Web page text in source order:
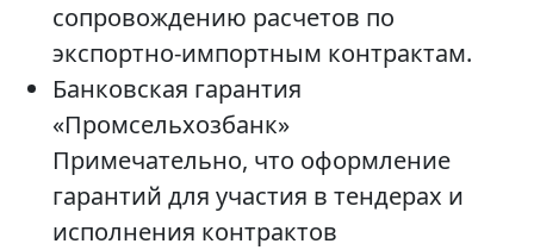
сопровождению расчетов по
экспортно-импортным контрактам.
Банковская гарантия
«Промсельхозбанк»
Примечательно, что оформление
гарантий для участия в тендерах и
исполнения контрактов